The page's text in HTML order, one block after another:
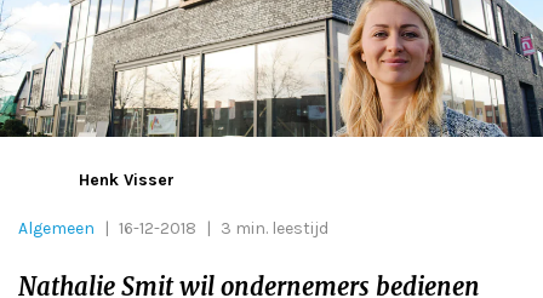
Zakelijk
Overledenen
Vacatures
Adverteren
Henk Visser
Algemeen | 16-12-2018 | 3 min. leestijd
Nathalie Smit wil ondernemers bedienen